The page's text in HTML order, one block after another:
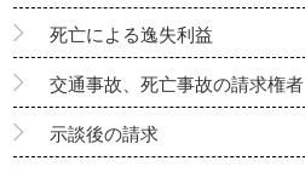
死亡による逸失利益
交通事故、死亡事故の請求権者
示談後の請求